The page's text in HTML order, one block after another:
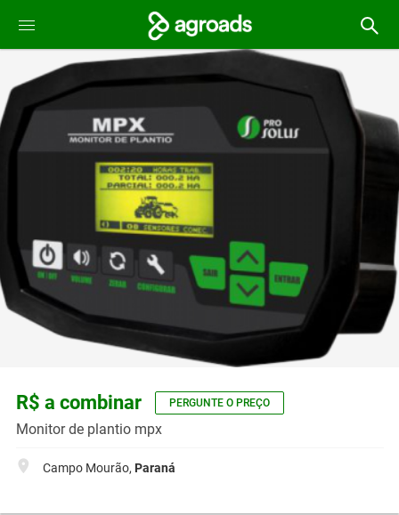
R$ a combinar PERGUNTE O PREÇO
Monitor de plantio mpx
Campo Mourão, Paraná